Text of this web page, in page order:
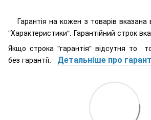
Гарантія на кожен з товарів вказана
"Характеристики". Гарантійний строк
Якщо строка "гарантія" відсутня то
без гарантії. Детальніше про